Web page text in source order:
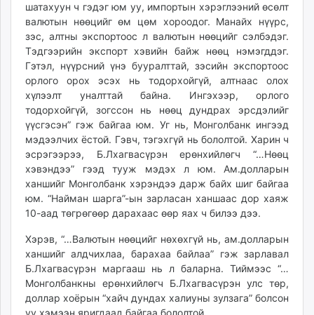
шатахуун ч гэдэг юм уу, импортын хэрэглээний өсөлт
валютын нөөцийг өм цөм хороодог. Манайх нүүрс,
зэс, алтны экспортоос л валютын нөөцийг сэлбэдэг.
Тэдгээрийн экспорт хэвийн байж нөөц нэмэгддэг.
Гэтэл, нүүрсний үнэ бууралттай, зэсийн экспортоос
орлого орох эсэх нь тодорхойгүй, алтнаас олох
хүлээлт уналттай байна. Ингэхээр, орлого
тодорхойгүй, зогссон нь нөөц дундрах эрсдэлийг
үүсгэсэн” гэж байгаа юм. Уг нь, Монголбанк ингээд
мэдээлчих ёстой. Гэвч, тэгэхгүй нь бололтой. Харин ч
эсрэгээрээ, Б.Лхагвасүрэн ерөнхийлөгч “…Нөөц
хэвэндээ” гээд тууж мэдэх л юм. Ам.долларын
ханшийг Монголбанк хэрэндээ дарж байх шиг байгаа
юм. “Найман шарга”-ын зарласан ханшаас дор хаяж
10-аад төгрөгөөр дарахаас өөр яах ч билээ дээ.
Хэрэв, “…Валютын нөөцийг нөхөхгүй нь, ам.долларын
ханшийг алдчихлаа, барахаа байлаа” гэж зарлавал
Б.Лхагвасүрэн маргааш нь л баларна. Тиймээс “…
Монголбанкны ерөнхийлөгч Б.Лхагвасүрэн улс төр,
доллар хоёрын “хайч дундах халиуны зулзага” болсон